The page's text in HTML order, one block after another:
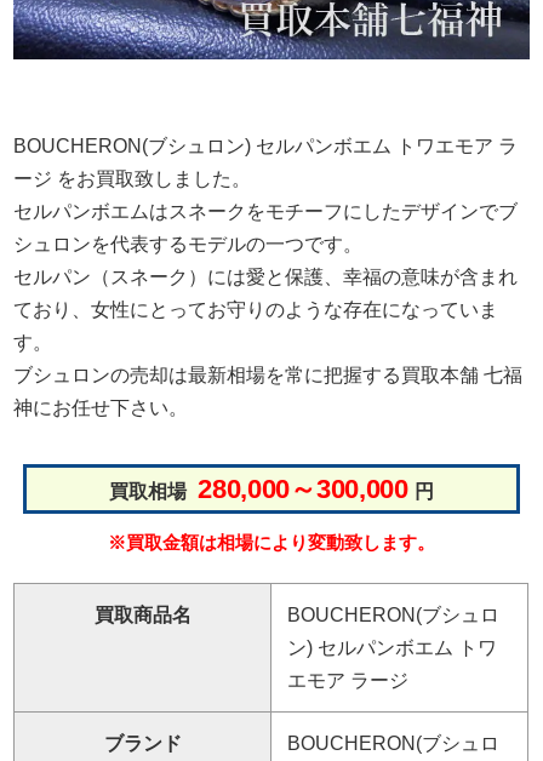
BOUCHERON(ブシュロン) セルパンボエム トワエモア ラ
ージ をお買取致しました。
セルパンボエムはスネークをモチーフにしたデザインでブ
シュロンを代表するモデルの一つです。
セルパン（スネーク）には愛と保護、幸福の意味が含まれ
ており、女性にとってお守りのような存在になっていま
す。
ブシュロンの売却は最新相場を常に把握する買取本舗 七福
神にお任せ下さい。
買取相場 280,000～300,000 円
※買取金額は相場により変動致します。
買取商品名
BOUCHERON(ブシュロ
ン) セルパンボエム トワ
エモア ラージ
ブランド
BOUCHERON(ブシュロ